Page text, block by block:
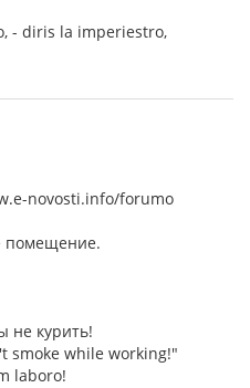
- diris la imperiestro,
novosti.info/forumo
помещение.
не курить!
smoke while working!"
laboro!